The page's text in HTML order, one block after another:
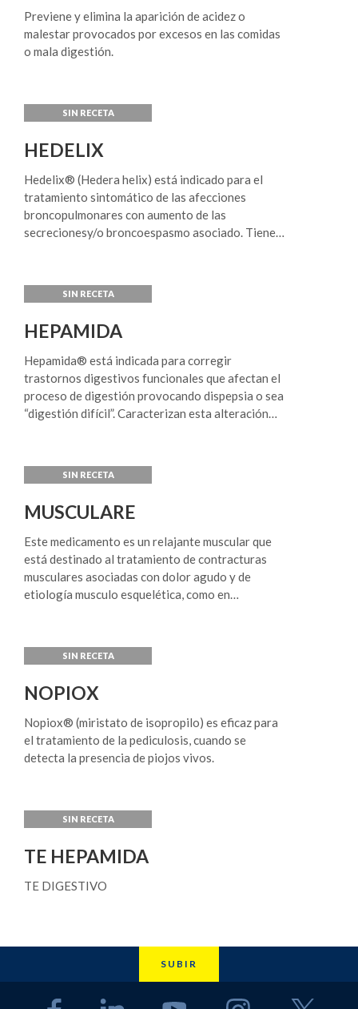
Previene y elimina la aparición de acidez o
malestar provocados por excesos en las comidas
o mala digestión.
HEDELIX
Hedelix® (Hedera helix) está indicado para el
tratamiento sintomático de las afecciones
broncopulmonares con aumento de las
secrecionesy/o broncoespasmo asociado. Tiene
actividad de barrido promovido por cilios del
epitelio bronquial, facilitando así la
expectoración y mejora la respiración.
HEPAMIDA
Hepamida® está indicada para corregir
trastornos digestivos funcionales que afectan el
proceso de digestión provocando dispepsia o sea
“digestión difícil”. Caracterizan esta alteración
cefaleas y somnolencia post- prandial. Por su
contenido en Cynara scolymus el uso habitual de
niveles de colesterol plasmático.
MUSCULARE
Este medicamento es un relajante muscular que
está destinado al tratamiento de contracturas
musculares asociadas con dolor agudo y de
etiología musculo esquelética, como en
también indicado como coadyuvante de otras
medidas para el alivio de los síntomas tales como
NOPIOX
Nopiox® (miristato de isopropilo) es eficaz para
el tratamiento de la pediculosis, cuando se
detecta la presencia de piojos vivos.
TE HEPAMIDA
TE DIGESTIVO
SUBIR